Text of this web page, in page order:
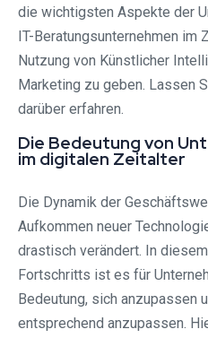
die wichtigsten Aspekte der
IT-Beratungsunternehmen im
Nutzung von Künstlicher
Marketing zu geben. Lassen
darüber erfahren.
Die Bedeutung von
im digitalen Zeitalter
Die Dynamik der
Aufkommen neuer
drastisch verändert. In
Fortschritts ist es für
Bedeutung, sich anzupassen
entsprechend anzupassen.